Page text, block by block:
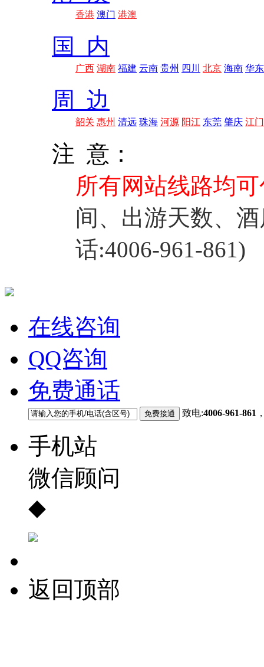
香港 澳门 港澳
国 内
广西 湖南 福建 云南 贵州 四川 北京 海南 华东
周 边
韶关 惠州 清远 珠海 河源 阳江 东莞 肇庆 江门
注 意：
所有网站线路均
间、出游天数、
话:4006-961-861)
在线咨询
QQ咨询
免费通话
致电:4006-961-861
手机站
微信顾问
◆
返回顶部